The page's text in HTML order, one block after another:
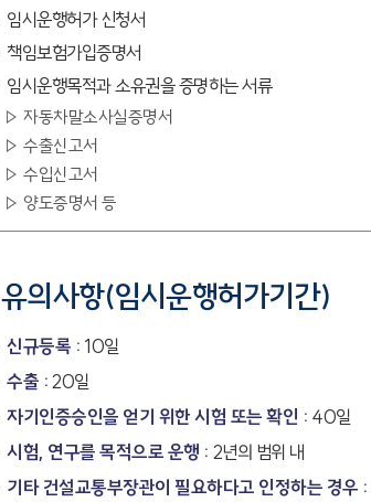
임시운행허가 신청서
책임보험가입증명서
임시운행목적과 소유권을 증명하는 서류
자동차말소사실증명서
수출신고서
수입신고서
양도증명서 등
유의사항(임시운행허가기간)
신규등록 : 10일
수출 : 20일
자기인증승인을 얻기 위한 시험 또는 확인 : 40일
시험, 연구를 목적으로 운행 : 2년의 범위 내
기타 건설교통부장관이 필요하다고 인정하는 경우 :